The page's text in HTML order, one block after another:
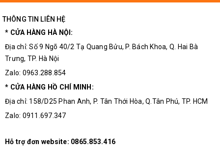
THÔNG TIN LIÊN HỆ
* CỬA HÀNG HÀ NỘI:
Địa chỉ: Số 9 Ngõ 40/2 Tạ Quang Bửu, P. Bách Khoa, Q. Hai Bà
Trưng, TP. Hà Nội
Zalo: 0963.288.854
* CỬA HÀNG HỒ CHÍ MINH:
Địa chỉ: 158/D25 Phan Anh, P. Tân Thới Hòa, Q.Tân Phú, TP. HCM
Zalo: 0911.697.347
Hỗ trợ đơn website: 0865.853.416